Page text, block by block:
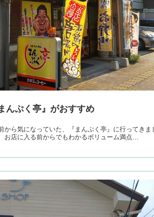
んぷく亭』がおすすめ
ら気になっていた、『まんぷく亭』に行ってきま
店に入る前からでもわかるボリューム満点…